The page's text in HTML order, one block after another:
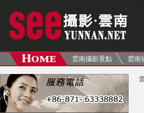
雲南攝影景點 雲南